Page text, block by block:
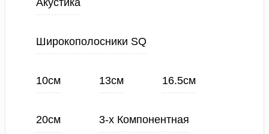
Акустика
Широкополосники SQ
10см 13см 16.5см
20см 3-х Компонентная